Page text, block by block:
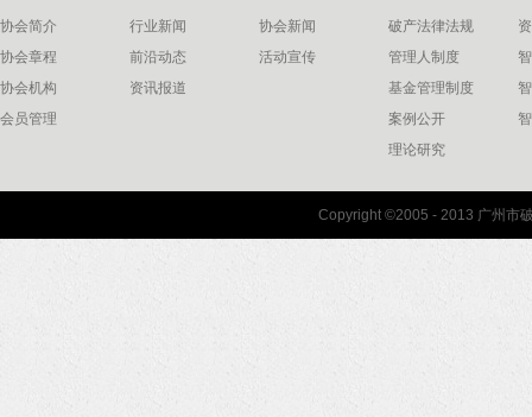
协会简介
协会章程
协会机构
会员管理
行业新闻
前沿动态
资讯报道
协会新闻
活动宣传
破产法律法规
管理人制度
基金管理制度
案例公开
理论研究
联系我们
Copyright ©2005 - 2013 广州市